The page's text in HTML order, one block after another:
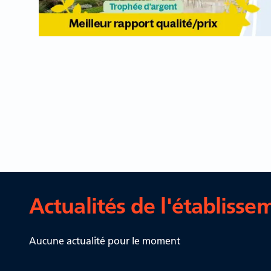
Actualités de
Aucune actualité pour le moment